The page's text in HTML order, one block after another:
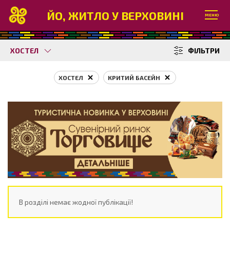
ЙО, ЖИТЛО У ВЕРХОВИНІ МЕНЮ
ХОСТЕЛ ФІЛЬТРИ
ХОСТЕЛ КРИТИЙ БАСЕЙН
В розділі немає жодної публікації!